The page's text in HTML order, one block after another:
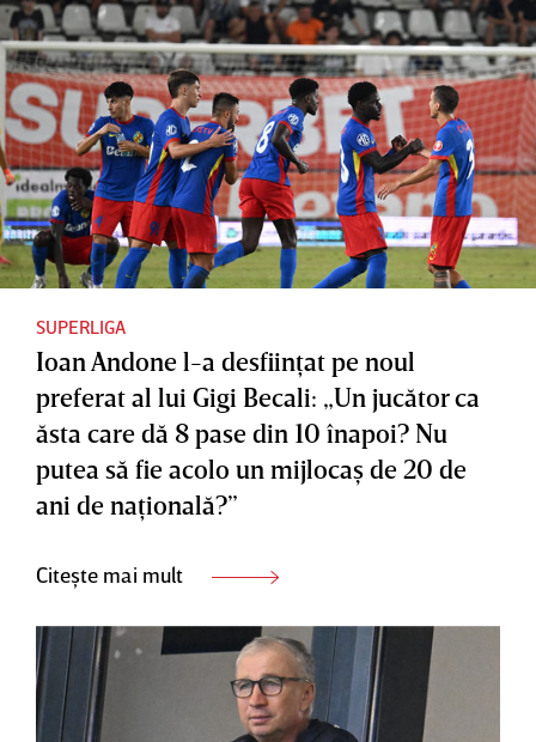
SUPERLIGA
Ioan Andone l-a desfiinţat pe noul
preferat al lui Gigi Becali: „Un jucător ca
ăsta care dă 8 pase din 10 înapoi? Nu
putea să fie acolo un mijlocaş de 20 de
ani de naţională?”
Citește mai mult